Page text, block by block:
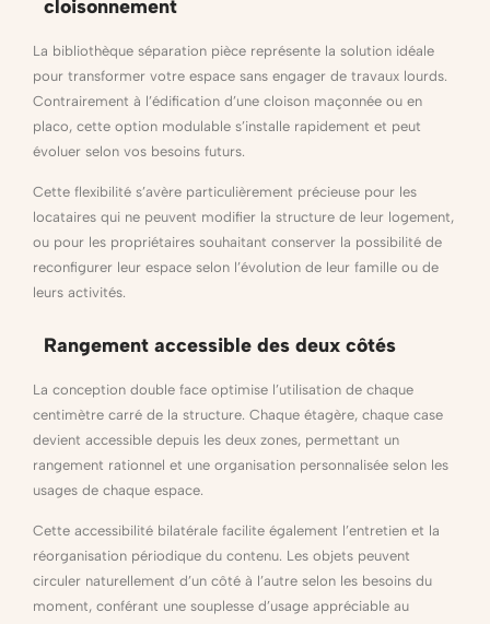
cloisonnement
La bibliothèque séparation pièce représente la solution idéale
pour transformer votre espace sans engager de travaux lourds.
Contrairement à l’édification d’une cloison maçonnée ou en
placo, cette option modulable s’installe rapidement et peut
évoluer selon vos besoins futurs.
Cette flexibilité s’avère particulièrement précieuse pour les
locataires qui ne peuvent modifier la structure de leur logement,
ou pour les propriétaires souhaitant conserver la possibilité de
reconfigurer leur espace selon l’évolution de leur famille ou de
leurs activités.
Rangement accessible des deux côtés
La conception double face optimise l’utilisation de chaque
centimètre carré de la structure. Chaque étagère, chaque case
devient accessible depuis les deux zones, permettant un
rangement rationnel et une organisation personnalisée selon les
usages de chaque espace.
Cette accessibilité bilatérale facilite également l’entretien et la
réorganisation périodique du contenu. Les objets peuvent
circuler naturellement d’un côté à l’autre selon les besoins du
moment, conférant une souplesse d’usage appréciable au